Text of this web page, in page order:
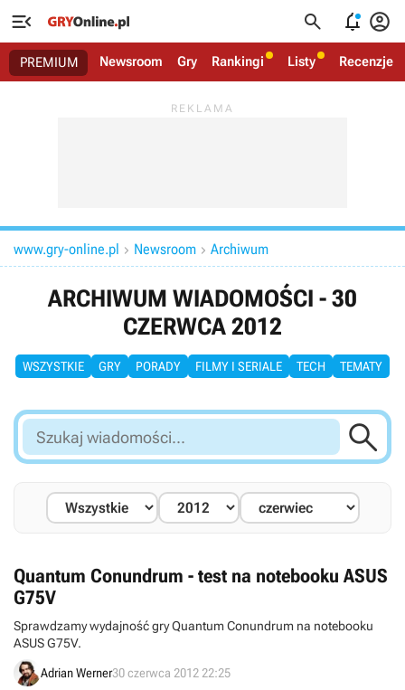
   
PREMIUM Newsroom Gry Rankingi Listy Recenzje
www.gry-online.pl  Newsroom  Archiwum
ARCHIWUM WIADOMOŚCI - 30
CZERWCA 2012
WSZYSTKIE GRY PORADY FILMY I SERIALE TECH TEMATY
Szukaj
wiadomości...

Quantum Conundrum - test na notebooku ASUS
G75V
Sprawdzamy wydajność gry Quantum Conundrum na notebooku
ASUS G75V.
Adrian Werner30 czerwca 2012 22:25